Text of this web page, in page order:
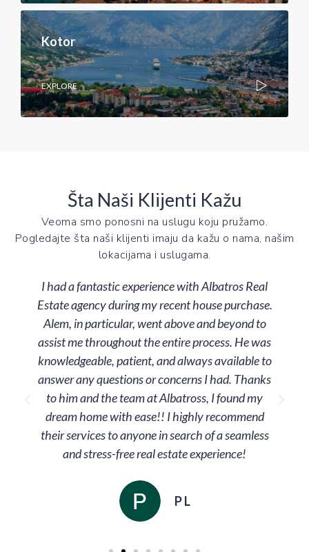
Kotor
EXPLORE
Šta Naši Klijenti Kažu
Veoma smo ponosni na uslugu koju pružamo.
Pogledajte šta naši klijenti imaju da kažu o nama, našim
lokacijama i uslugama.
I had a fantastic experience with Albatros Real
Estate agency during my recent house purchase.
Alem, in particular, went above and beyond to
assist me throughout the entire process. He was
knowledgeable, patient, and always available to
answer any questions or concerns I had. Thanks
to him and the team at Albatross, I found my
dream home with ease!! I highly recommend
their services to anyone in search of a seamless
and stress-free real estate experience!
P L